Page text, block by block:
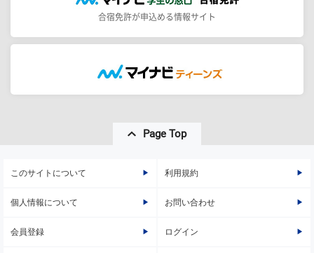
合宿免許が申込める情報サイト
Page Top
このサイトについて 利用規約
個人情報について お問い合わせ
会員登録 ログイン